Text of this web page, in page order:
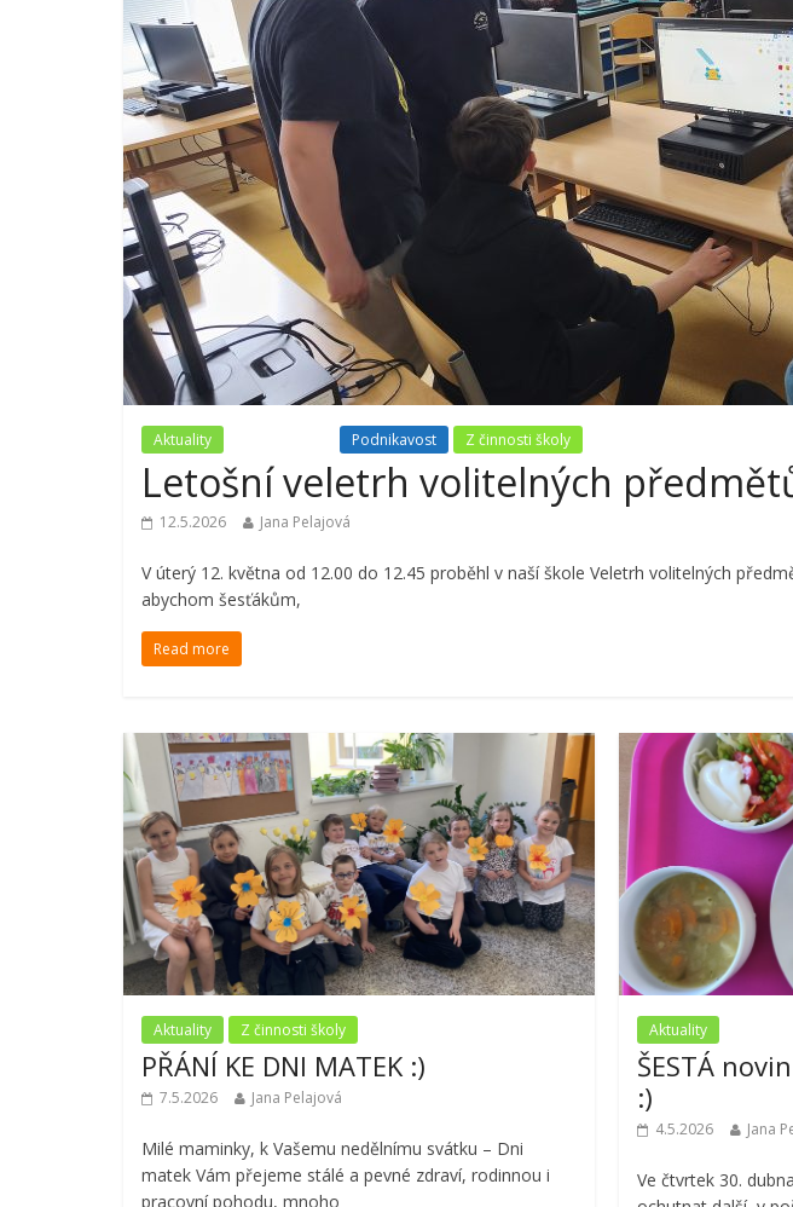
Aktuality Podnikavost Z činnosti školy
Letošní veletrh volitelných
12.5.2026 Jana Pelajová
V úterý 12. května od 12.00 do 12.45 proběhl v naší škole Veletrh volitelných
abychom šesťákům,
Read more
Aktuality Z činnosti školy
PŘÁNÍ KE DNI MATEK :)
7.5.2026 Jana Pelajová
Milé maminky, k Vašemu nedělnímu svátku – Dni
matek Vám přejeme stálé a pevné zdraví, rodinnou i
pracovní pohodu, mnoho
Aktuality
ŠESTÁ
:)
4.5.2026 Jana
Ve čtvrtek 30.